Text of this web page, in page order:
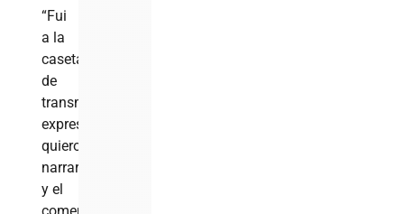
“Fui
a la
caseta
de
transmisión
expresando:
quiero
narrar
y el
comentarista